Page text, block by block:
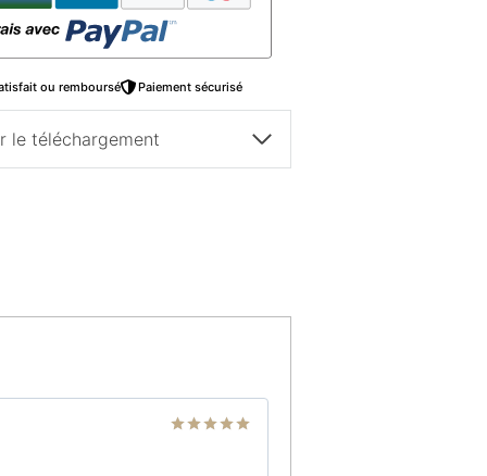
ou remboursé Paiement sécurisé
le téléchargement